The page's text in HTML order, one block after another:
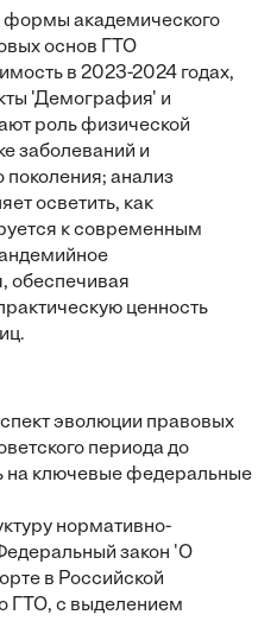
формы академического
основ ГТО
в 2023-2024 годах,
'Демография' и
роль физической
заболеваний и
анализ
осветить, как
к современным
обеспечивая
ценность
эволюции правовых
периода до
на ключевые федеральные
нормативно-
закон 'О
в Российской
ГТО, с выделением